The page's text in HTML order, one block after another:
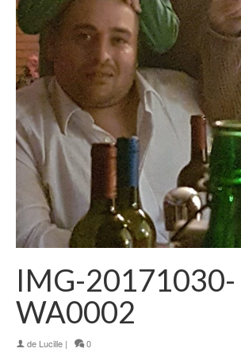
IMG-20171030-
WA0002
de Lucille | 0